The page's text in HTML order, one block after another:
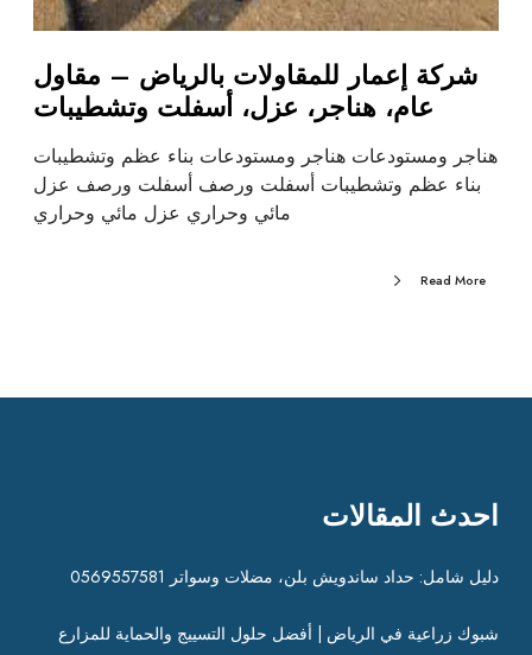
شركة إعمار للمقاولات بالرياض – مقاول
عام، هناجر، عزل، أسفلت وتشطيبات
هناجر ومستودعات هناجر ومستودعات بناء عظم وتشطيبات
بناء عظم وتشطيبات أسفلت ورصف أسفلت ورصف عزل
مائي وحراري عزل مائي وحراري
Read More
احدث المقالات
دليل شامل: حداد ساندويش بلن، مضلات وسواتر 0569557581
شبوك زراعية في الرياض | أفضل حلول التسييج والحماية للمزارع